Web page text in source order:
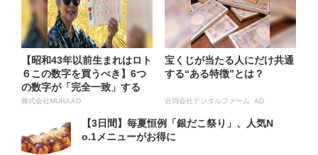
【昭和43年以前生まれはロト
６この数字を買うべき】6つ
の数字が「完全一致」する
方...
株式会社MURA AD
宝くじが当たる人にだけ共通
する“ある特徴”とは？
合同会社デジタルファーム AD
【3日間】毎夏恒例「銀だこ祭り」、人気N
o.1メニューがお得に